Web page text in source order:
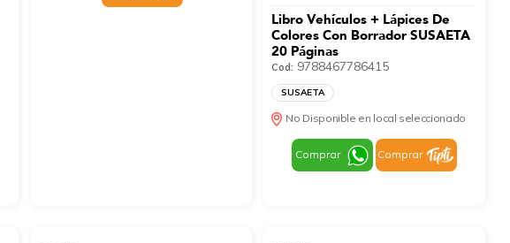
Libro Vehículos + Lápices De
Colores Con Borrador SUSAETA
20 Páginas
Cod: 9788467786415
SUSAETA
No Disponible en local seleccionado
Comprar Comprar